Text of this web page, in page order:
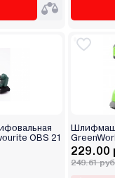
OBS 21
229.00
249.61